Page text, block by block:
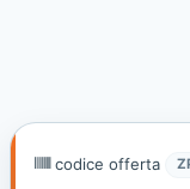
codice offerta